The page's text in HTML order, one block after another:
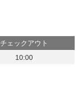
チェックアウト
10:00